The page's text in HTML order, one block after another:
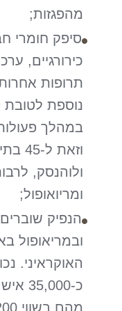
מהפגזות;
סיפק חומרי
כירורגיים,
תרופות
נוספת לטובת
במהלך
ולוהנסק,
ומריואופול;
הנפיק
ובמריאופול
כ-